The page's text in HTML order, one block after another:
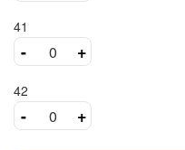
41
- +
42
- +